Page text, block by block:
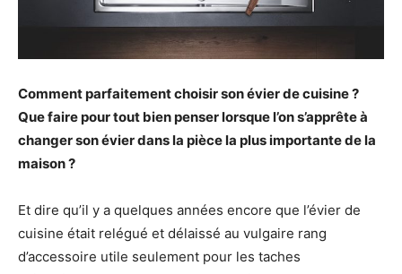
Comment parfaitement choisir son évier de cuisine ?
Que faire pour tout bien penser lorsque l’on s’apprête à
changer son évier dans la pièce la plus importante de la
maison ?
Et dire qu’il y a quelques années encore que l’évier de
cuisine était relégué et délaissé au vulgaire rang
d’accessoire utile seulement pour les taches